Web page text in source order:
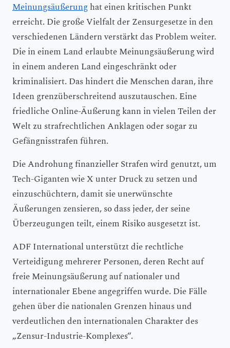
Meinungsäußerunghat einen kritischen Punkt
erreicht. Die große Vielfalt der Zensurgesetze in den
verschiedenen Ländern verstärkt das Problem weiter.
Die in einem Land erlaubte Meinungsäußerung wird
in einem anderen Land eingeschränkt oder
kriminalisiert. Das hindert die Menschen daran, ihre
Ideen grenzüberschreitend auszutauschen. Eine
friedliche Online-Äußerung kann in vielen Teilen der
Welt zu strafrechtlichen Anklagen oder sogar zu
Gefängnisstrafen führen.
Die Androhung finanzieller Strafen wird genutzt, um
Tech-Giganten wie X unter Druck zu setzen und
einzuschüchtern, damit sie unerwünschte
Äußerungen zensieren, so dass jeder, der seine
Überzeugungen teilt, einem Risiko ausgesetzt ist.
ADF International unterstützt die rechtliche
Verteidigung mehrerer Personen, deren Recht auf
freie Meinungsäußerung auf nationaler und
internationaler Ebene angegriffen wurde. Die Fälle
gehen über die nationalen Grenzen hinaus und
verdeutlichen den internationalen Charakter des
„Zensur-Industrie-Komplexes“.